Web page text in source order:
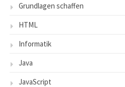
Grundlagen schaffen
HTML
Informatik
Java
JavaScript